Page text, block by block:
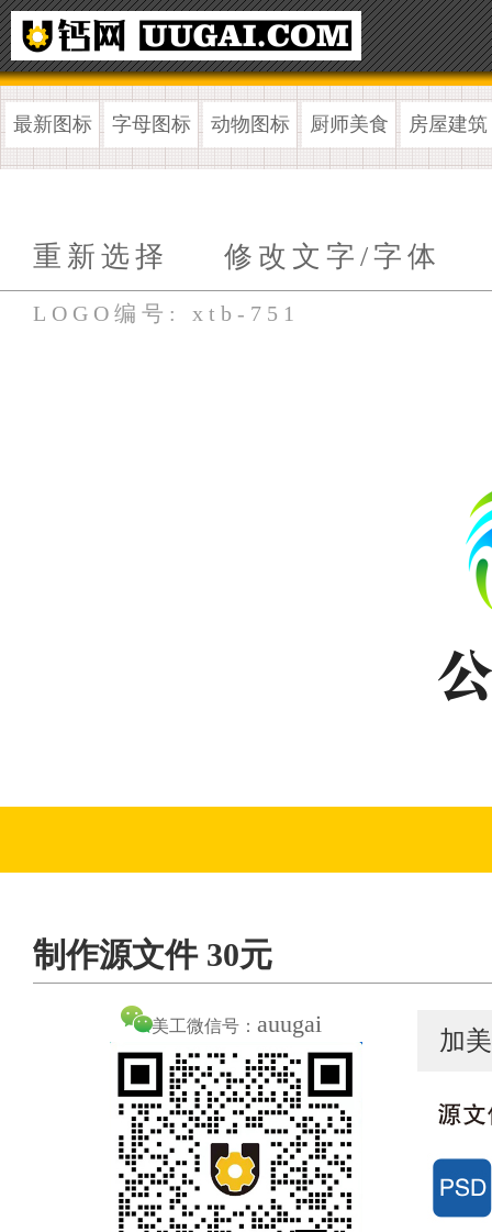
最新图标 字母图标 动物图标 厨师美食 房屋建筑
重新选择 修改文字/字体
LOGO编号: xtb-751
制作源文件 30元
美工微信号： auugai
加